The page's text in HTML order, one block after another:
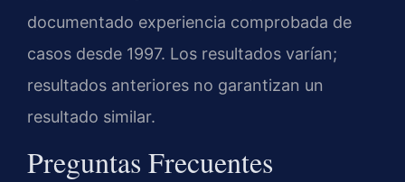
documentado experiencia comprobada de
casos desde 1997. Los resultados varían;
resultados anteriores no garantizan un
resultado similar.
Preguntas Frecuentes